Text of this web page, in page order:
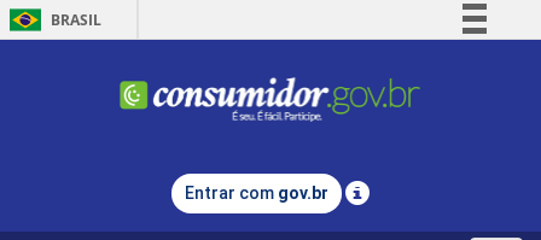
BRASIL
Comunica BR
Legislação
Entrar com gov.br